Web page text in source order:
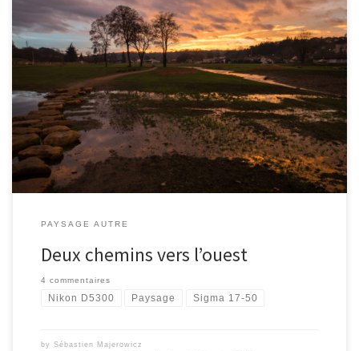
[…]
PAYSAGE AUTRE
Deux chemins vers l’ouest
4 commentaires
Nikon D5300 Paysage Sigma 17-50
by Sébastien Majerowicz